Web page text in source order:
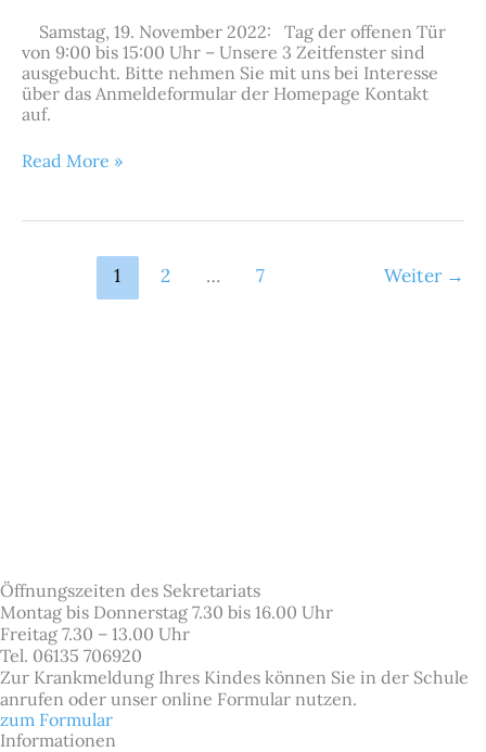
Samstag, 19. November 2022: Tag der offenen Tür
von 9:00 bis 15:00 Uhr – Unsere 3 Zeitfenster sind
ausgebucht. Bitte nehmen Sie mit uns bei Interesse
über das Anmeldeformular der Homepage Kontakt
auf.
Read More »
1 2 … 7 Weiter →
Öffnungszeiten des Sekretariats
Montag bis Donnerstag 7.30 bis 16.00 Uhr
Freitag 7.30 – 13.00 Uhr
Tel. 06135 706920
Zur Krankmeldung Ihres Kindes können Sie in der Schule
anrufen oder unser online Formular nutzen.
zum Formular
Informationen